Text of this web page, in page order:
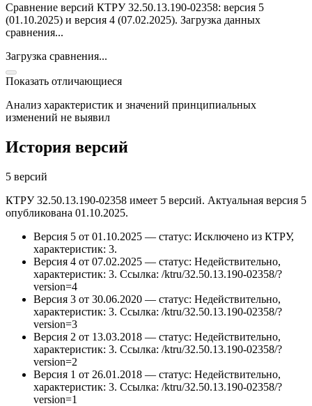
Сравнение версий КТРУ 32.50.13.190-02358: версия 5
(01.10.2025) и версия 4 (07.02.2025). Загрузка данных
сравнения...
Загрузка сравнения...
Показать отличающиеся
Анализ характеристик и значений принципиальных
изменений не выявил
История версий
5 версий
КТРУ 32.50.13.190-02358 имеет 5 версий. Актуальная версия 5
опубликована 01.10.2025.
Версия 5 от 01.10.2025 — статус: Исключено из КТРУ,
характеристик: 3.
Версия 4 от 07.02.2025 — статус: Недействительно,
характеристик: 3. Ссылка: /ktru/32.50.13.190-02358/?
version=4
Версия 3 от 30.06.2020 — статус: Недействительно,
характеристик: 3. Ссылка: /ktru/32.50.13.190-02358/?
version=3
Версия 2 от 13.03.2018 — статус: Недействительно,
характеристик: 3. Ссылка: /ktru/32.50.13.190-02358/?
version=2
Версия 1 от 26.01.2018 — статус: Недействительно,
характеристик: 3. Ссылка: /ktru/32.50.13.190-02358/?
version=1